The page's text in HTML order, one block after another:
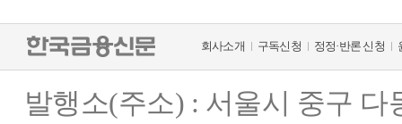
회사소개 구독신청 정정·반론 신청
발행소(주소) : 서울시 중구